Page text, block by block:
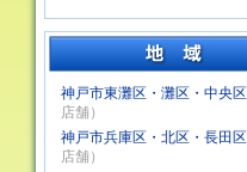
神戸市東灘区・灘区・中央区
店舗）
神戸市兵庫区・北区・長田区
店舗）